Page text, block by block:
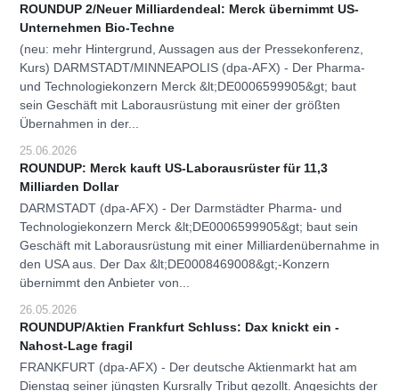
ROUNDUP 2/Neuer Milliardendeal: Merck übernimmt US-
Unternehmen Bio-Techne
(neu: mehr Hintergrund, Aussagen aus der Pressekonferenz,
Kurs) DARMSTADT/MINNEAPOLIS (dpa-AFX) - Der Pharma-
und Technologiekonzern Merck &lt;DE0006599905&gt; baut
sein Geschäft mit Laborausrüstung mit einer der größten
Übernahmen in der...
25.06.2026
ROUNDUP: Merck kauft US-Laborausrüster für 11,3
Milliarden Dollar
DARMSTADT (dpa-AFX) - Der Darmstädter Pharma- und
Technologiekonzern Merck &lt;DE0006599905&gt; baut sein
Geschäft mit Laborausrüstung mit einer Milliardenübernahme in
den USA aus. Der Dax &lt;DE0008469008&gt;-Konzern
übernimmt den Anbieter von...
26.05.2026
ROUNDUP/Aktien Frankfurt Schluss: Dax knickt ein -
Nahost-Lage fragil
FRANKFURT (dpa-AFX) - Der deutsche Aktienmarkt hat am
Dienstag seiner jüngsten Kursrally Tribut gezollt. Angesichts der